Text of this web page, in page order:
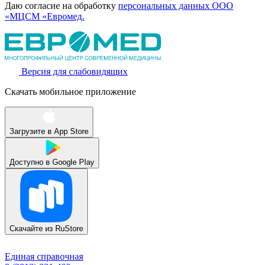
Даю согласие на обработку персональных данных ООО
«МЦСМ «Евромед.
Версия для слабовидящих
Скачать мобильное приложение
Загрузите в App Store
Доступно в Google Play
Скачайте из RuStore
Единая справочная